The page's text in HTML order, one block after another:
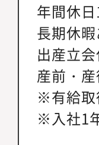
年間休
長期休
出産立会
産前・
※有給取
※入社1